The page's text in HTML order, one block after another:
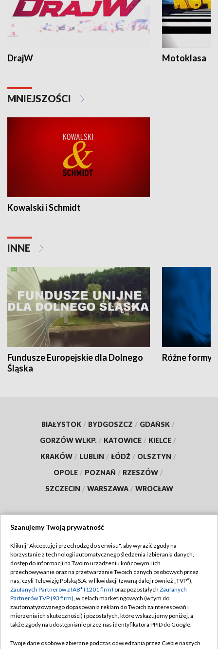
DrajW Motoklasa
MNIEJSZOŚCI
Kowalski i Schmidt
INNE
Fundusze Europejskie dla Dolnego
Śląska
Różne formy
BIAŁYSTOK / BYDGOSZCZ / GDAŃSK /
GORZÓW WLKP. / KATOWICE / KIELCE /
KRAKÓW / LUBLIN / ŁÓDŹ / OLSZTYN /
OPOLE / POZNAŃ / RZESZÓW /
SZCZECIN / WARSZAWA / WROCŁAW
TVP
Abonament TVP
Emisja w TVP
Centrum informacji TVP
Naziemna Telewizja Cyfrowa
Regulamin TVP
Polityka prywatności
Moje zgody
Pomoc
Szanujemy Twoją prywatność
Kliknij "Akceptuję i przechodzę do serwisu", aby wyrazić zgody na
korzystanie z technologii automatycznego śledzenia i zbierania danych,
dostęp do informacji na Twoim urządzeniu końcowym i ich
przechowywanie oraz na przetwarzanie Twoich danych osobowych przez
nas, czyli Telewizję Polską S.A. w likwidacji (zwaną dalej również „TVP”),
Zaufanych Partnerów z IAB* (1201 firm) oraz pozostałych Zaufanych
Partnerów TVP (93 firm), w celach marketingowych (w tym do
zautomatyzowanego dopasowania reklam do Twoich zainteresowań i
mierzenia ich skuteczności) i pozostałych, które wskazujemy poniżej, a
także zgody na udostępnianie przez nas identyfikatora PPID do Google.
Twoje dane osobowe zbierane podczas odwiedzania przez Ciebie naszych